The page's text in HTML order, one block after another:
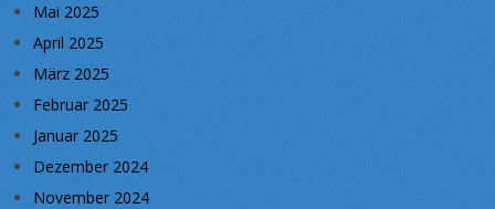
Mai 2025
April 2025
März 2025
Februar 2025
Januar 2025
Dezember 2024
November 2024